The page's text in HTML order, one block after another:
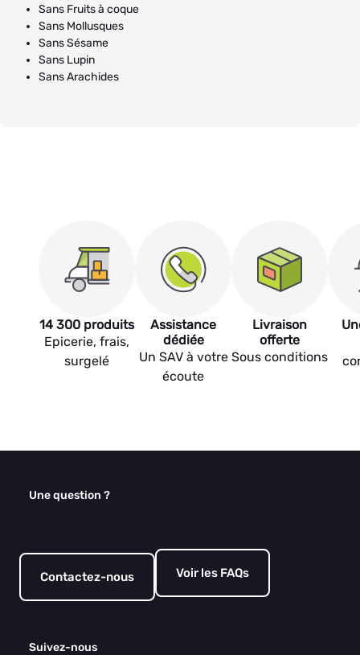
Sans Fruits à coque
Sans Mollusques
Sans Sésame
Sans Lupin
Sans Arachides
14 300 produits
Epicerie, frais,
surgelé
Assistance
dédiée
Un SAV à votre
écoute
Livraison
offerte
Sous conditions
Une question ?
Contactez-nous Voir les FAQs
Suivez-nous